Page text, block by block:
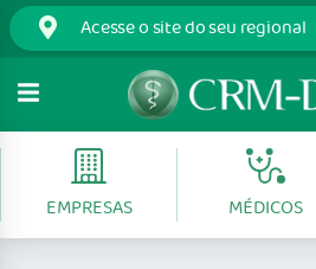
EMPRESAS MÉDICOS